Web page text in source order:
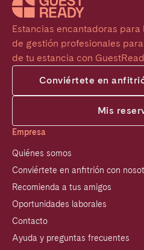
Estancias encantadoras
de gestión profesionales
de tu estancia con
Conviértete en
Mis
Empresa
Quiénes somos
Conviértete en anfitrión con
Recomienda a tus amigos
Oportunidades laborales
Contacto
Ayuda y preguntas frecuentes